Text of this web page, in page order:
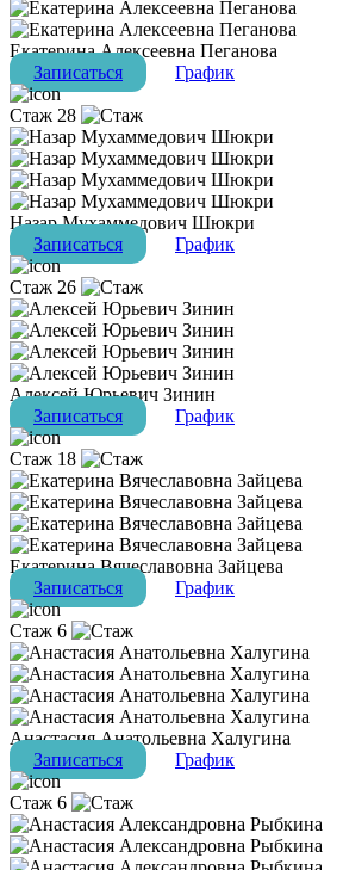
Екатерина Алексеевна Пеганова
Записаться
График
Стаж 28
Назар Мухаммедович Шюкри
Записаться
График
Стаж 26
Алексей Юрьевич Зинин
Записаться
График
Стаж 18
Екатерина Вячеславовна Зайцева
Записаться
График
Стаж 6
Анастасия Анатольевна Халугина
Записаться
График
Стаж 6